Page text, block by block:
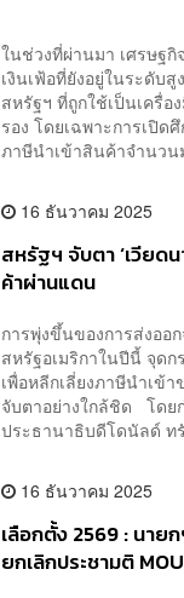
ในช่วงที่ผ่านมา เศรษฐ
เงินเฟ้อที่ยังอยู่ในระดับ
สหรัฐฯ ที่ถูกใช้เป็นเครื่อ
รอง โดยเฉพาะการเปิ
ภาษีนำเข้าสินค้าจำนวน
16 ธันวาคม 2025
สหรัฐฯ จับตา ‘เวียด
ค้าผ่านแดน
การพุ่งขึ้นของการส่งออ
สหรัฐอเมริกาในปีนี้ จุดก
เพื่อหลีกเลี่ยงภาษีนำเข้
จับตาอย่างใกล้ชิด โดย
ประธานาธิบดีโดนัลด์ ท
16 ธันวาคม 2025
เลือกตั้ง 2569 : นาย
ยกเลิกประชามติ